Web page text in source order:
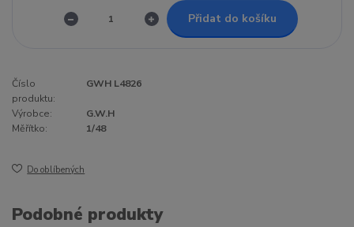
Přidat do košíku
Číslo
produktu:
GWH L4826
Výrobce:
G.W.H
Měřítko:
1/48
Do oblíbených
Podobné produkty